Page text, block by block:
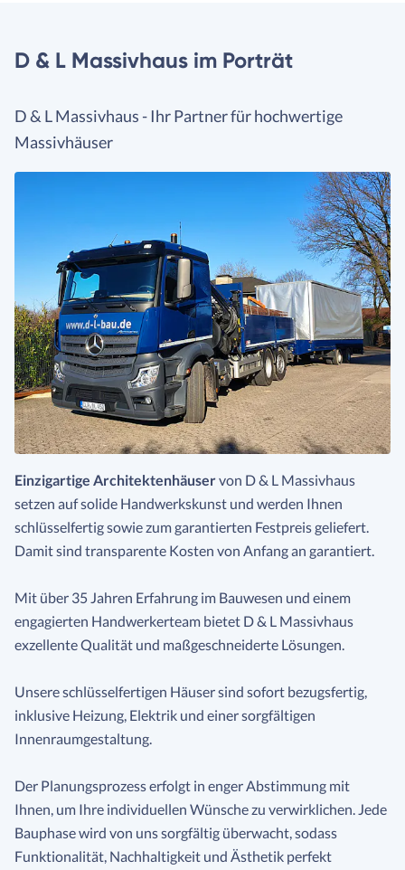
D & L Massivhaus im Porträt
D & L Massivhaus - Ihr Partner für hochwertige
Massivhäuser
Einzigartige Architektenhäuservon D & L Massivhaus
setzen auf solide Handwerkskunst und werden Ihnen
schlüsselfertig sowie zum garantierten Festpreis geliefert.
Damit sind transparente Kosten von Anfang an garantiert.
Mit über 35 Jahren Erfahrung im Bauwesen und einem
engagierten Handwerkerteam bietet D & L Massivhaus
exzellente Qualität und maßgeschneiderte Lösungen.
Unsere schlüsselfertigen Häuser sind sofort bezugsfertig,
inklusive Heizung, Elektrik und einer sorgfältigen
Innenraumgestaltung.
Der Planungsprozess erfolgt in enger Abstimmung mit
Ihnen, um Ihre individuellen Wünsche zu verwirklichen. Jede
Bauphase wird von uns sorgfältig überwacht, sodass
Funktionalität, Nachhaltigkeit und Ästhetik perfekt